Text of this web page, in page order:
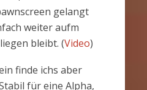
gelangt
weiter aufm
bleibt. (Video)
finde ichs aber
für eine Alpha,